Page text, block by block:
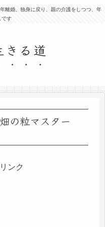
離婚、独身に戻り、親の介護をしつつ、年
です
きる道
の粒マスター
ンク